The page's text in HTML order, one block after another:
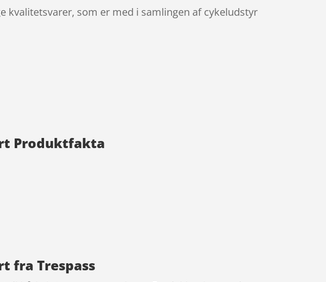
kvalitetsvarer, som er med i samlingen af cykeludstyr
Produktfakta
fra Trespass